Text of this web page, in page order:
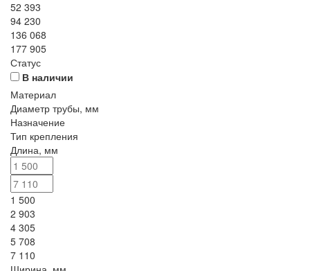
52 393
94 230
136 068
177 905
Статус
В наличии
Материал
Диаметр трубы, мм
Назначение
Тип крепления
Длина, мм
1 500
2 903
4 305
5 708
7 110